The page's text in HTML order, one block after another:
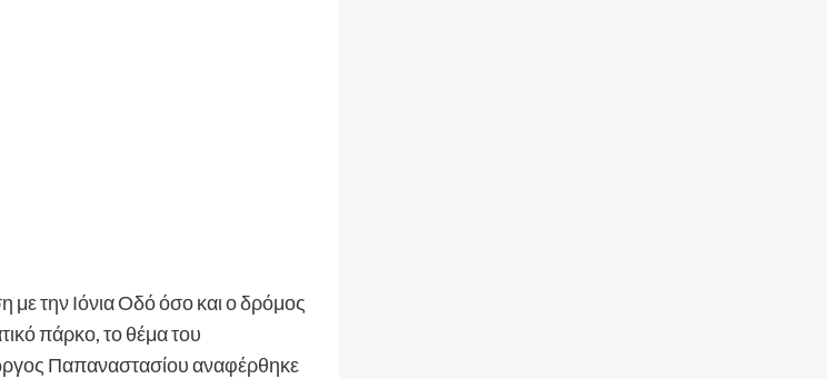
με την Ιόνια Οδό όσο και ο δρόμος
πάρκο, το θέμα του
Παπαναστασίου αναφέρθηκε